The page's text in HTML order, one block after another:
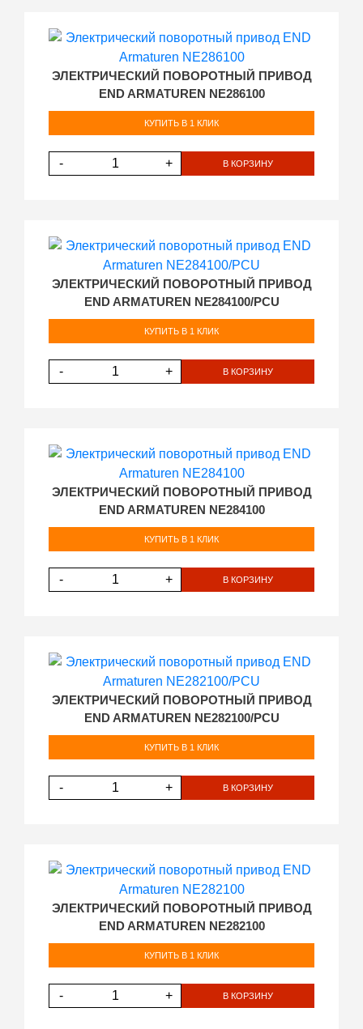
ЭЛЕКТРИЧЕСКИЙ ПОВОРОТНЫЙ ПРИВОД
END ARMATUREN NE286100
КУПИТЬ В 1 КЛИК
- + В КОРЗИНУ
ЭЛЕКТРИЧЕСКИЙ ПОВОРОТНЫЙ ПРИВОД
END ARMATUREN NE284100/PCU
КУПИТЬ В 1 КЛИК
- + В КОРЗИНУ
ЭЛЕКТРИЧЕСКИЙ ПОВОРОТНЫЙ ПРИВОД
END ARMATUREN NE284100
КУПИТЬ В 1 КЛИК
- + В КОРЗИНУ
ЭЛЕКТРИЧЕСКИЙ ПОВОРОТНЫЙ ПРИВОД
END ARMATUREN NE282100/PCU
КУПИТЬ В 1 КЛИК
- + В КОРЗИНУ
ЭЛЕКТРИЧЕСКИЙ ПОВОРОТНЫЙ ПРИВОД
END ARMATUREN NE282100
КУПИТЬ В 1 КЛИК
- + В КОРЗИНУ